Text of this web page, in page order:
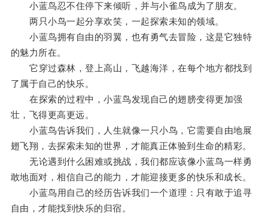
小蓝鸟忍不住停下来倾听，并与小雀鸟成为了朋友。
两只小鸟一起分享欢笑，一起探索未知的领域。
小蓝鸟拥有自由的羽翼，也有勇气去冒险，这是它独特
的魅力所在。
它穿过森林，登上高山，飞越海洋，在每个地方都找到
了属于自己的快乐。
在探索的过程中，小蓝鸟发现自己的翅膀变得更加强
壮，飞得更高更远。
小蓝鸟告诉我们，人生就像一只小鸟，它需要自由地展
翅飞翔，去探索未知的世界，才能真正体验到生命的精彩。
无论遇到什么困难或挑战，我们都应该像小蓝鸟一样勇
敢地面对，相信自己的能力，才能迎接更多的快乐和成长。
小蓝鸟用自己的经历告诉我们一个道理：只有敢于追寻
自由，才能找到快乐的归宿。